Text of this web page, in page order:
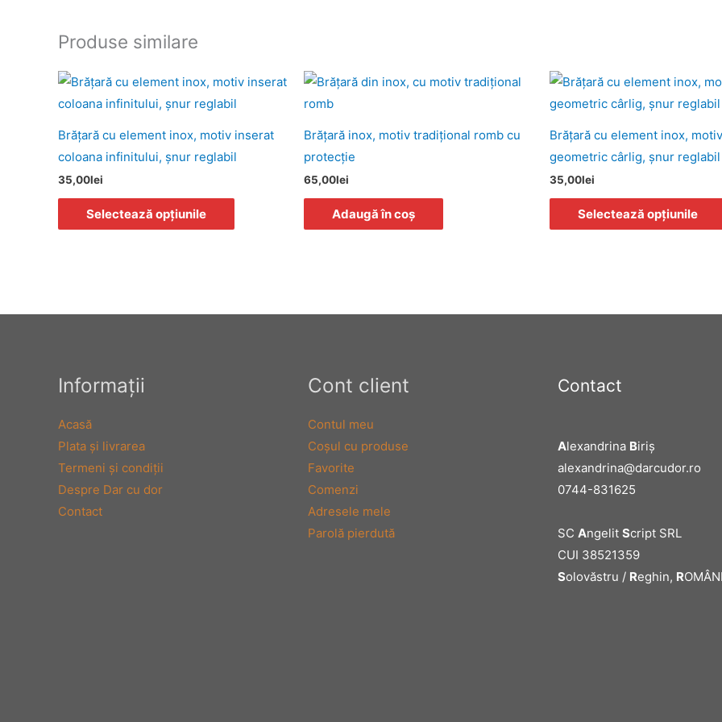
Produse similare
Brăţară cu element inox, motiv inserat
coloana infinitului, șnur reglabil
35,00lei
Selectează opțiunile
Acest
produs
pot
Brăţară inox, motiv tradiţional romb cu
protecţie
65,00lei
Adaugă în coș
Brăţară cu element inox, motiv
geometric cârlig, șnur reglabil
35,00lei
Selectează opțiunile
Informaţii
Acasă
Plata şi livrarea
Termeni şi condiţii
Despre Dar cu dor
Contact
Cont client
Contul meu
Coşul cu produse
Favorite
Comenzi
Adresele mele
Parolă pierdută
Contact
Alexandrina Biriş
alexandrina@darcudor.ro
0744-831625
SC Angelit Script SRL
CUI 38521359
Solovăstru / Reghin, R